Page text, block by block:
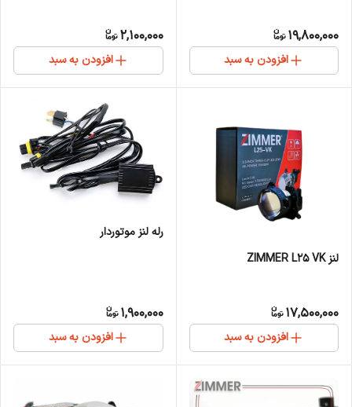
19,800,000
افزودن به سبد
2,100,000
افزودن به سبد
لنز ZIMMER L25 VK
17,500,000
افزودن به سبد
رله لنز موتوردار
1,900,000
افزودن به سبد